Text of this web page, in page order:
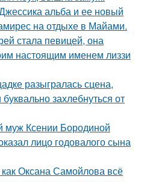
альба и ее новый
на отдыхе в Майами.
стала певицей, она
настоящим именем лиззи
разыгралась сцена,
захлебнуться от
Ксении Бородиной
лицо годовалого сына
Оксана Самойлова всё